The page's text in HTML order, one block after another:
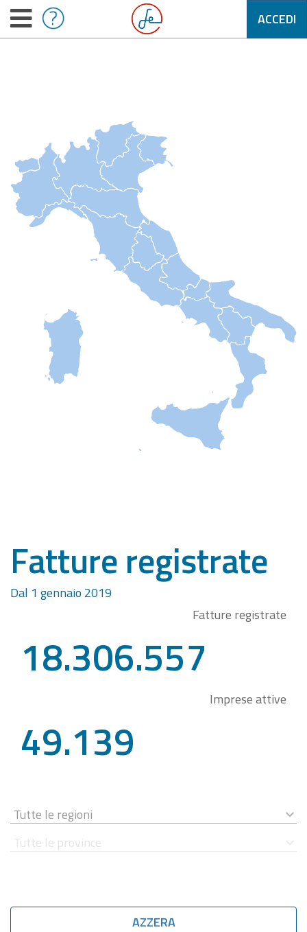
ACCEDI
Fatture registrate
Dal 1 gennaio 2019
Fatture registrate
18.306.557
Imprese attive
49.139
AZZERA